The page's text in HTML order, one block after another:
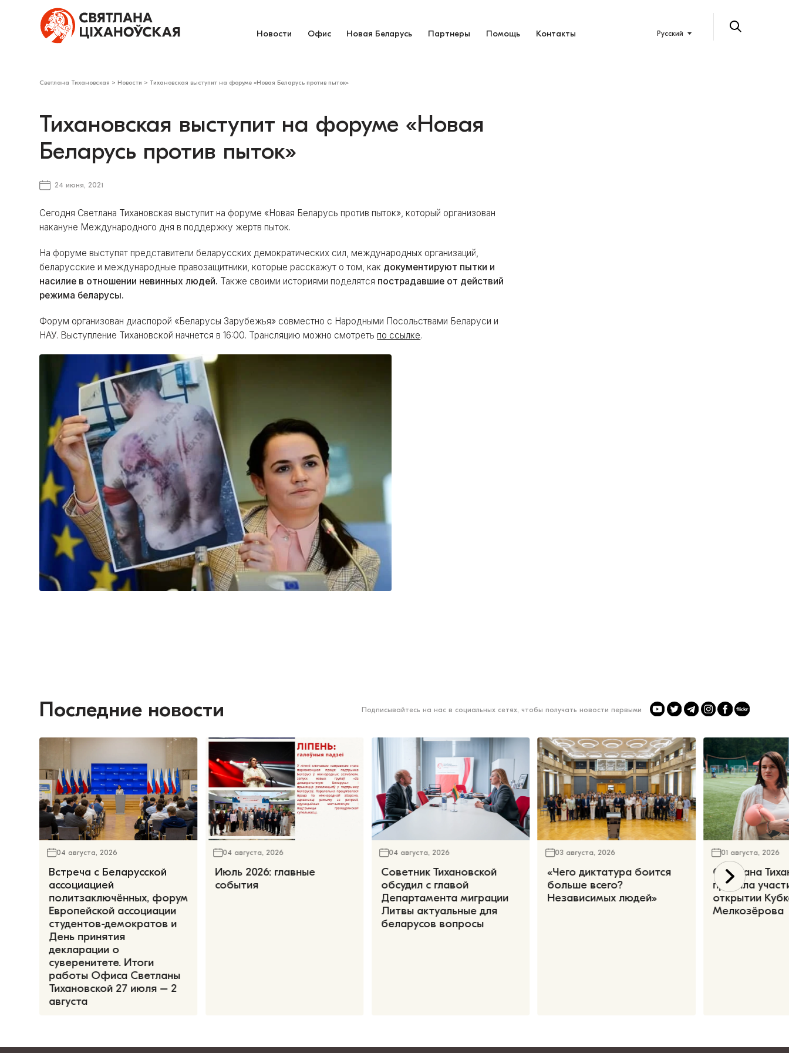
Новости Офис Новая Беларусь Партнеры Помощь Контакты Русский
Светлана Тихановская > Новости > Тихановская выступит на форуме «Новая Беларусь против пыток»
Тихановская выступит на форуме «Новая
Беларусь против пыток»
24 июня, 2021
Сегодня Светлана Тихановская выступит на форуме «Новая Беларусь против пыток», который организован
накануне Международного дня в поддержку жертв пыток.
На форуме выступят представители беларусских демократических сил, международных организаций,
беларусские и международные правозащитники, которые расскажут о том, как документируют пытки и
насилие в отношении невинных людей. Также своими историями поделятся пострадавшие от действий
режима беларусы.
Форум организован диаспорой «Беларусы Зарубежья» совместно с Народными Посольствами Беларуси и
НАУ. Выступление Тихановской начнется в 16:00. Трансляцию можно смотретьпо ссылке.
Последние новости Подписывайтесь на нас в социальных сетях, чтобы получать новости первыми
04 августа, 2026
Встреча с Беларусской
ассоциацией
политзаключённых, форум
Европейской ассоциации
студентов-демократов и
День принятия
декларации о
суверенитете. Итоги
работы Офиса Светланы
Тихановской 27 июля – 2
августа
04 августа, 2026
Июль 2026: главные
события
04 августа, 2026
Советник Тихановской
обсудил с главой
Департамента миграции
Литвы актуальные для
беларусов вопросы
03 августа, 2026
«Чего диктатура боится
больше всего?
Независимых людей»
01 августа, 2026
Светлана
приняла
открытии
Мелкозёрова